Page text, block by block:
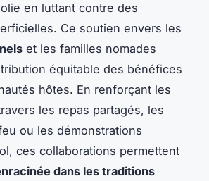
en luttant contre des
Ce soutien envers les
et les familles nomades
équitable des bénéfices
hôtes. En renforçant les
les repas partagés, les
ou les démonstrations
ces collaborations permettent
dans les traditions